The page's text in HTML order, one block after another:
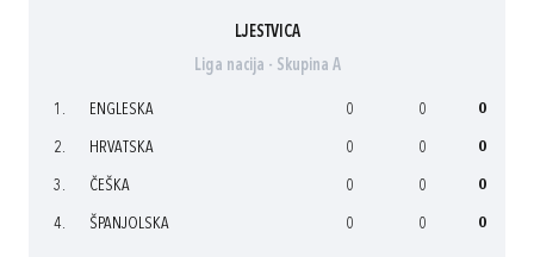
LJESTVICA
Liga nacija - Skupina A
1. ENGLESKA 0 0 0
2. HRVATSKA 0 0 0
3. ČEŠKA 0 0 0
4. ŠPANJOLSKA 0 0 0